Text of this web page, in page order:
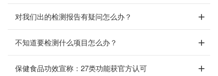
对我们出的检测报告有疑问怎么办？
不知道要检测什么项目怎么办？
保健食品功效宣称：27类功能获官方认可